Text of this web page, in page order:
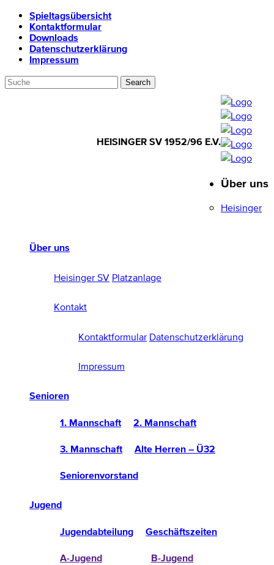
Spieltagsübersicht
Kontaktformular
Downloads
Datenschutzerklärung
Impressum
HEISINGER SV 1952/96 E.V.
1952/96 E.V.
Über uns
Heisinger SV Platzanlage
Kontakt
Kontaktformular Datenschutzerklärung
Impressum
Senioren
1. Mannschaft 2. Mannschaft
3. Mannschaft Alte Herren – Ü32
Seniorenvorstand
Jugend
Jugendabteilung Geschäftszeiten
A-Jugend B-Jugend
Über uns
Heisinger